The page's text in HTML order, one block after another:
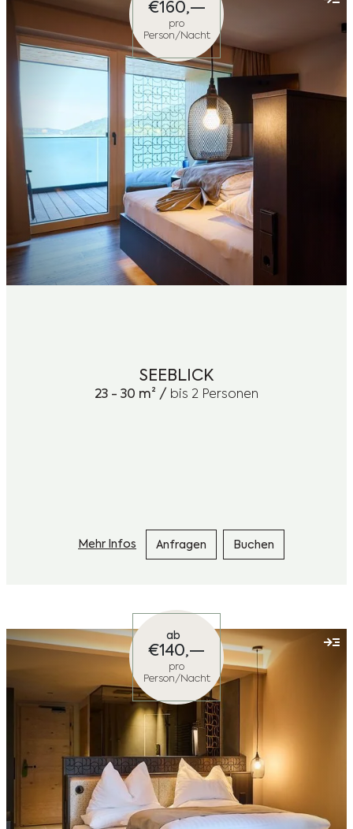
SEEBLICK
23 - 30 m² / bis 2 Personen
€160,—
pro
Person/Nacht
Mehr Infos Anfragen Buchen
ab
€140,—
pro
Person/Nacht